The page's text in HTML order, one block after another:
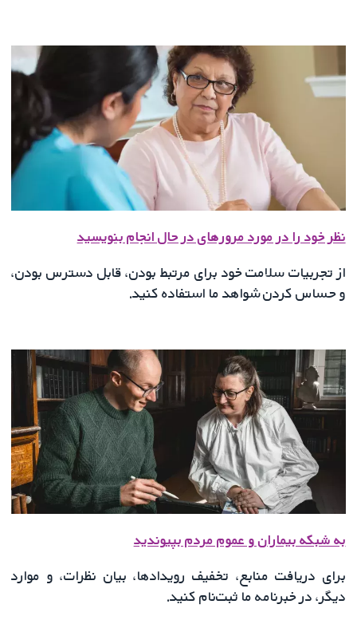
نظر خود را در مورد مرورهای در حال انجام بنویسید
از تجربیات سلامت خود برای مرتبط بودن، قابل دسترس بودن،
و حساس کردن شواهد ما استفاده کنید.
به شبکه بیماران و عموم مردم بپیوندید
برای دریافت منابع، تخفیف‌ رویدادها، بیان نظرات، و موارد
دیگر، در خبرنامه ما ثبت‌نام کنید.